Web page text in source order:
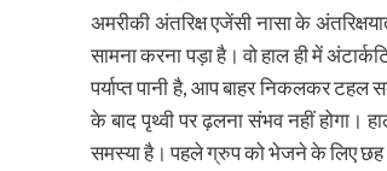
अमरीकी अंतरिक्ष एजेंसी नासा के
सामना करना पड़ा है। वो हाल ही में
पर्याप्त पानी है, आप बाहर निकलकर
के बाद पृथ्वी पर ढ़लना संभव नहीं होगा।
समस्या है। पहले ग्रुप को भेजने के लिए छह